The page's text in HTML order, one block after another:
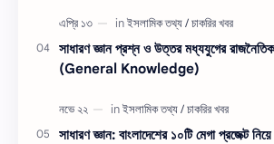
সাধারণ জ্ঞান প্রশ্ন ও উত্তর মধ্যযুগের রাজনৈতিক ইতিহাস সম্পর্কে //
(General Knowledge)
সাধারণ জ্ঞান: বাংলাদেশের ১০টি মেগা প্রজেক্ট